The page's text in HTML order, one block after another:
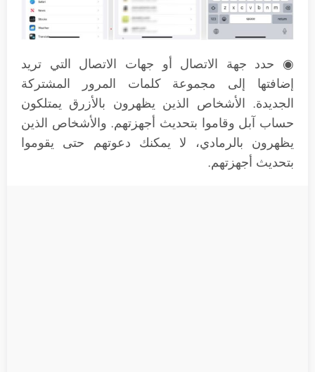
◉ حدد جهة الاتصال أو جهات الاتصال التي تريد
إضافتها إلى مجموعة كلمات المرور المشتركة
الجديدة. الأشخاص الذين يظهرون بالأزرق يمتلكون
حساب آبل وقاموا بتحديث أجهزتهم. والأشخاص الذين
يظهرون بالرمادي، لا يمكنك دعوتهم حتى يقوموا
بتحديث أجهزتهم.